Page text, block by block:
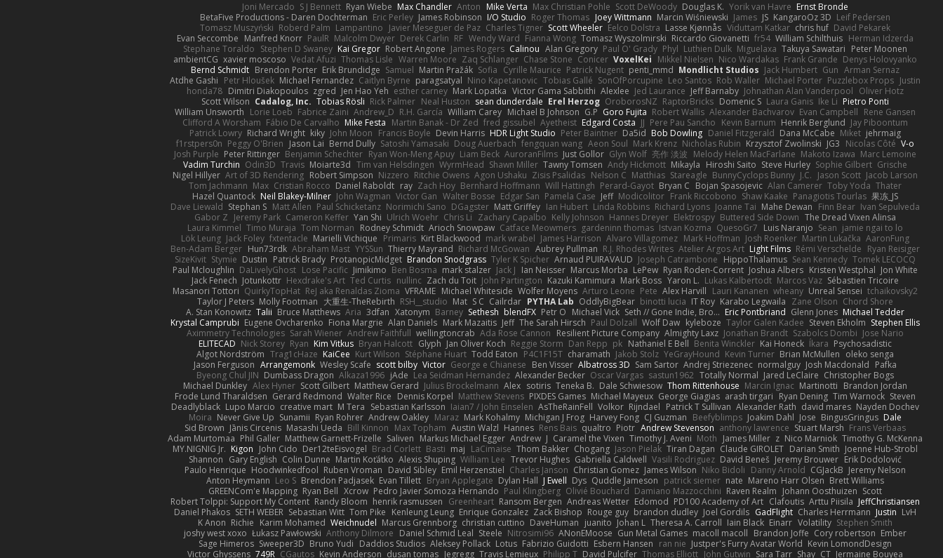
Joni Mercado S J Bennett Ryan Wiebe Max Chandler Anton Mike Verta Max Christian Pohle Scott DeWoody Douglas K. Yorik van Havre Ernst Bronde
BetaFive Productions - Daren Dochterman Eric Perley James Robinson I/O Studio Roger Thomas Joey Wittmann Marcin Wiśniewski James JS KangaroOz 3D Leif Pedersen
Tomasz Muszyński Roberd Palm Lampantino Javier Meseguer de Paz Charles Tigner Scott Wheeler Eelco Dolstra Lasse Kjønnås Viduttam Katkar chris huf David Pekarek
Evan Seccombe Manfred Knorr PaulR Malcolm Dwyer Derek Carlin RF Wendy Ward Fianna Wong Tomasz Wyszolmirski Riccardo Giovanetti fr54 William Schilthuis Herman Idzerda
Stephane Toraldo Stephen D Swaney Kai Gregor Robert Angone James Rogers Calinou Alan Gregory Paul O' Grady Phyl Luthien Dulk Miguelaxa Takuya Sawatari Peter Moonen
ambientCG xavier moscoso Vedat Afuzi Thomas Lisle Warren Moore Zaq Schlanger Chase Stone Conicer VoxelKei Mikkel Nielsen Nico Wardakas Frank Grande Denys Holovyanko
Bernd Schmidt Brendon Porter Erik Brundidge Samuel Martin Pražák Sofia Cyrille Maurice Patrick Nugent penti_mmd Mondlicht Studios Jack Humbert Gun Arman Sernaz
Atdhe Gashi Petr Hloušek Michael Fernandez Caitlyn Byrne paragsatyal Nino Kapetanovic Tobias Gallé SonOfPorcupine Leo Santos Rob Waller Michael Porter Puzzlebox Props Justin
honda78 Dimitri Diakopoulos zgred Jen Hao Yeh esther carney Mark Lopatka Victor Gama Sabbithi Alexlee Jed Laurance Jeff Barnaby Johnathan Alan Vanderpool Oliver Hotz
Scott Wilson Cadalog, Inc. Tobias Rösli Rick Palmer Neal Huston sean dunderdale Erel Herzog OroborosNZ RaptorBricks Domenic S Laura Ganis Ike Li Pietro Ponti
William Unsworth Lorie Loeb Fabrice Zaini Andrew_D R.H. García William Carey Michael B Johnson G.P Goro Fujita Robert Wallis Alexander Bachvarov Evan Campbell Rene Gansen
Clifford A Worsham Fábio De Carvalho Mike Festa Martin Banak - Dr Zed fred gissubel Ayetheist Edgard Costa JJ Pere Pau Sancho Kevin Barnum Henrik Berglund Jay Piboontum
Patrick Lowry Richard Wright kiky John Moon Francis Boyle Devin Harris HDR Light Studio Peter Baintner Da5id Bob Dowling Daniel Fitzgerald Dana McCabe Miket jehrmaig
f1rstpers0n Peggy O'Brien Jason Lai Bernd Dully Satoshi Yamasaki Doug Auerbach fengquan wang Aeon Soul Mark Krenz Nicholas Rubin Krzysztof Zwolinski JG3 Nicolas Côté V-o
Josh Purple Peter Rittinger Benjamin Schechter Ryan Won-Meng Apuy Liam Beck AuroranFilms Just Gollor Glyn Wolf 亮作 淡波 Melody Helen MacFarlane Makoto Izawa Marc Lemoine
Vadim Turchin Odin3D Travis Moiarte3d Tim van Helsdingen WyrmHead Shawn Miller Tawny Tomsen Andy Hickmott Mikayla Hiroshi Saito Steve Hurley Sophie Gilbert Grische
Nigel Hillyer Art of 3D Rendering Robert Simpson Nizzero Ritchie Owens Agon Ushaku Zisis Psalidas Nelson C Matthias Stareagle BunnyCyclops Bunny J.C. Jason Scott Jacob Larson
Tom Jachmann Max Cristian Rocco Daniel Raboldt ray Zach Hoy Bernhard Hoffmann Will Hattingh Perard-Gayot Bryan C Bojan Spasojevic Alan Camerer Toby Yoda Thater
Hazel Quantock Neil Blakey-Milner John Wagman Victor Gan Walter Bosse Edgar San Pamela Case Jeff Modicolitor Frank Riccobono Shaw Kaake Panagiotis Tourlas 果冻_JS
Dave Liewald Stephan S Matt Allen Paul Schicketanz Norimichi Sano DGagster Matt Griffey Ian Hubert Linda Robbins Richard Lyons Joanne Tai Mahe Dewan Finn Bear Ivan Sepulveda
Gabor Z Jeremy Park Cameron Keffer Yan Shi Ulrich Woehr Chris Li Zachary Capalbo Kelly Johnson Hannes Dreyer Elektrospy Buttered Side Down The Dread Vixen Alinsa
Laura Kimmel Timo Muraja Tom Norman Rodney Schmidt Arioch Snowpaw Catface Meowmers gardeninn thomas Istvan Kozma QuesoGr7 Luis Naranjo Sean jamie ngai to lo
Lök Leung Jack Foley fxtentacle Marielli Vichique Primaris Kirt Blackwood mark wrabel James Harrison Alvaro Villagomez Mark Hoffman Josh Roenker Martin Lukačka AaronFung
Ben-Adam Berger Hun73rdk Abraham Mast YYSSun Thierry Mayrand Richard McGowan Aubrey Pullman R.J. Rhodes Writes Atelier Argos Art Light Films Rémi Verschelde Ryan Reisiger
SizeKivit Stymie Dustin Patrick Brady ProtanopicMidget Brandon Snodgrass Tyler K Spicher Arnaud PUIRAVAUD Joseph Catrambone HippoThalamus Sean Kennedy Tomek LECOCQ
Paul Mcloughlin DaLivelyGhost Lose Pacific Jimikimo Ben Bosma mark stalzer Jack J Ian Neisser Marcus Morba LePew Ryan Roden-Corrent Joshua Albers Kristen Westphal Jon White
Jack Fenech Jotunkottr Hexdrake's Art Ted Curtis nullinc Zach du Toit John Partington Kazuki Kamimura Mark Boss Yaron L. Lukas Kalbertodt Marcos Vaz Sébastien Tricoire
Masanori Tottori QuirkyTopHat ReJ aka Renaldas Zioma VFRAME Michael Whiteside Wolfer Moyens Arturo Leone Pete Alex Harvill Lauri Kananen wheany Unreal Sensei tchaikovsky2
Taylor J Peters Molly Footman 大重生-TheRebirth RSH__studio Mat S C Cailrdar PYTHA Lab OddlyBigBear binotti lucia IT Roy Karabo Legwaila Zane Olson Chord Shore
A. Stan Konowitz Talii Bruce Matthews Aria 3dfan Xatonym Barney Sethesh blendFX Petr O Michael Vick Seth // Gone Indie, Bro... Eric Pontbriand Glenn Jones Michael Tedder
Krystal Camprubi Eugene Ovcharenko Fiona Margrie Alan Daniels Mark Mazaitis Jeff The Sarah Hirsch Paul Dolzall Wolf Daw kyleboze Taylor Galen Kadee Steven Ekholm Stephen Ellis
Aximmetry Technologies Sarah Wiener Andrew Faithfull wellingtoncrab Ada Rose Cannon Resilient Picture Company Almighty Laxz Jonathan Brandt Szabolcs Dombi Jose Nario
ELITECAD Nick Storey Ryan Kim Vitkus Bryan Halcott Glyph Jan Oliver Koch Reggie Storm Dan Repp pk Nathaniel E Bell Benita Winckler Kai Honeck Íkara Psychosadistic
Algot Nordström Trag1cHaze KaiCee Kurt Wilson Stéphane Huart Todd Eaton P4C1F15T charamath Jakob Stolz YeGrayHound Kevin Turner Brian McMullen oleko senga
Jason Ferguson Arrangemonk Wesley Scafe scott bilby Victor George e Chianese Ben Visser Albatross 3D Sam Sartor Andrej Striezenec normalguy Josh Macdonald Pafka
Byeong Chul JIN Dumbass Dragon Alkaza1996 jAde Lea Seidman Hernandez Alexander Becker Oscar Vargas sastun1962 Totally Normal Jared LeClaire Christopher Bogs
Michael Dunkley Alex Hyner Scott Gilbert Matthew Gerard Julius Brockelmann Alex sotiris Teneka B. Dale Schwiesow Thom Rittenhouse Marcin Ignac Martinotti Brandon Jordan
Frode Lund Tharaldsen Gerard Redmond Walter Rice Dennis Korpel Matthew Stevens PIXDES Games Michael Mayeux George Giagias arash tirgari Ryan Dening Tim Warnock Steven
Deadlyblack Lupo Marcio creative mart M Tera Sebastian Karlsson Iaian7 / John Einselen AsTheRainFell Volkor Rijndael Patrick T Sullivan Alexander Rath david mares Nayden Dochev
Moira Never Give Up Sunamii Ryan Rohrer Andrew Oakley Maraz Mark Kohalmy Michigan J Frog Harvey Fong CJ Guzman Beefyblimps Joakim Dahl Jose BingusGringus Dale
Sid Brown Jānis Circenis Masashi Ueda Bill Kinnon Max Topham Austin Walzl Hannes Rens Bais qualtro Piotr Andrew Stevenson anthony lawrence Stuart Marsh Frans Verbaas
Adam Murtomaa Phil Galler Matthew Garnett-Frizelle Saliven Markus Michael Egger Andrew J Caramel the Vixen Timothy J. Aveni Moth James Miller z Nico Marniok Timothy G. McKenna
MY.NIGNIG Jr. Kigon John Cido Der12teEisvogel Brad Corlett Basti maj LaCimaise Thom Bakker Chogang Jason Pielak Tiran Dagan Claude GIROLET Darian Smith Joenne Hub-Strobl
Shannon Gary English Colin Dunne Martin Koťátko Alexis Shuping William Lee Trevor Hughes Gabriella Caldwell Vasili Rodriguez David Beneš Jeremy Brouwer Erik Dodolović
Paulo Henrique Hoodwinkedfool Ruben Vroman David Sibley Emil Herzenstiel Charles Janson Christian Gomez James Wilson Niko Bidoli Danny Arnold CGJackB Jeremy Nelson
Anton Heymann Leo S Brendon Padjasek Evan Tillett Bryan Applegate Dylan Hall J Ewell Dys Quddle Jameson patrick siemer nate Mareno Harr Olsen Brett Williams
GREENCom'e Mapping Ryan Bell Xcrow Pedro Javier Somoza Hernando Paul Klingberg Olivié Bouchard Damiano Mazzocchini Raven Realm Johann Oosthuizen Scott
Robert Tolppi: Support My Content Randy Bloom henrik rasmussen Greenheart Ransom Bergen Andreas Wetter Edomod PD100 Academy of Art Clafoutis Arttu Piisila JeffChristiansen
Daniel Phakos SETH WEBER Sebastian Witt Tom Pike Kenleung Leung Enrique Gonzalez Zack Bishop Rouge guy brandon dudley Joel Gordils GadFlight Charles Herrmann Justin LvH
K Anon Richie Karim Mohamed Weichnudel Marcus Grennborg christian cuttino DaveHuman juanito Johan L Theresa A. Carroll Iain Black Einarr Volatility Stephen Smith
joshy west xoxo Łukasz Pawłowski Anthony Dilmore Daniel Schmid Leal Steele Nitrosimi96 ANonEMoose Gun Metal Games macoll macoll Brandon Joffe Cory robertson Ember
Sage Himeros Sweeper3D Bruno Yudi Daddios Studios Aleksey Pollack Lotus Fabrizio Guidotti Esbern Hansen ran nie Justper's Furry Avatar World Kevin LomondDesign
Victor Ghyssens 749R CGautos Kevin Anderson dusan tomas Jegregg Travis Lemieux Philipp T David Pulcifer Thomas Elliott John Gutwin Sara Tarr Shay CT Jermaine Bouyea